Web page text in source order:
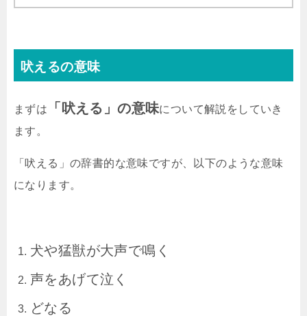
吠えるの意味
まずは 「吠える」の意味について解説をしていき
ます。
「吠える」の辞書的な意味ですが、以下のような意味
になります。
犬や猛獣が大声で鳴く
声をあげて泣く
どなる